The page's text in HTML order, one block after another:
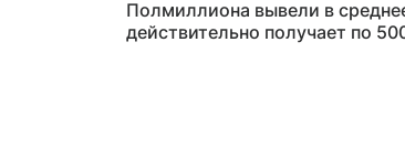
Полмиллиона вывели в
действительно получает по